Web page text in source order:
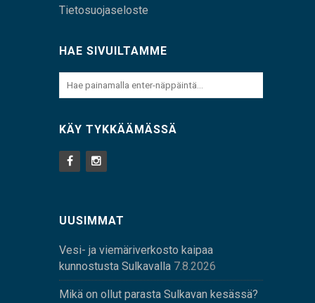
Tietosuojaseloste
HAE SIVUILTAMME
KÄY TYKKÄÄMÄSSÄ
UUSIMMAT
Vesi- ja viemäriverkosto kaipaa
kunnostusta Sulkavalla 7.8.2026
Mikä on ollut parasta Sulkavan kesässä?